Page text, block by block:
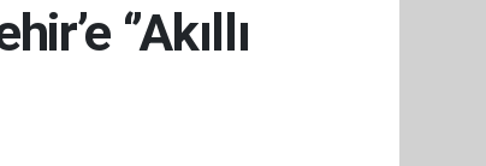
‘’Akıllı